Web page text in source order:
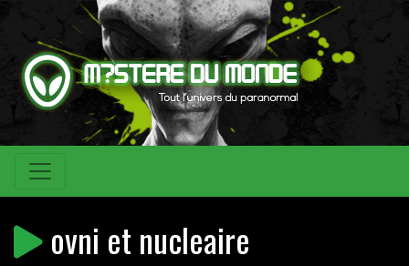
ovni et nucleaire